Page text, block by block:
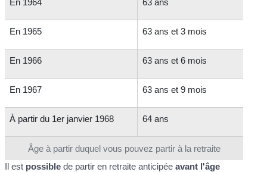
Âge à partir duquel vous pouvez partir à la retraite
En 1965 63 ans et 3 mois
En 1966 63 ans et 6 mois
En 1967 63 ans et 9 mois
À partir du 1er janvier 1968 64 ans
Il est possible de partir en retraite anticipéeavant l'âge